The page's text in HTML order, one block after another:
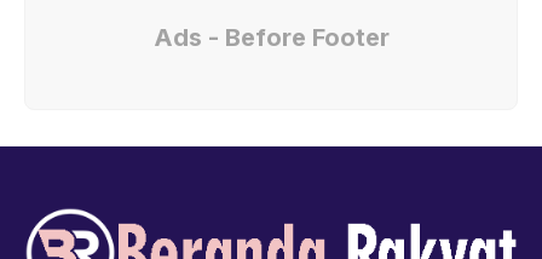
Ads - Before Footer